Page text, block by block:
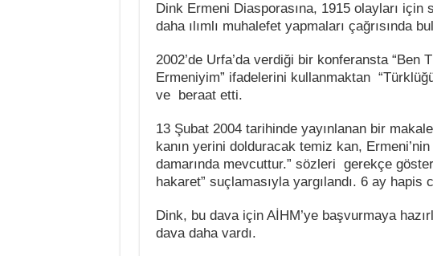
Dink Ermeni Diasporasına, 1915 olayları için
daha ılımlı muhalefet yapmaları çağrısında
2002’de Urfa’da verdiği bir konferansta “Ben
Ermeniyim” ifadelerini kullanmaktan
ve beraat etti.
13 Şubat 2004 tarihinde yayınlanan bir
kanın yerini dolduracak temiz kan,
damarında mevcuttur.” sözleri gerekçe
hakaret” suçlamasıyla yargılandı. 6 ay hapis
Dink, bu dava için AİHM’ye başvurmaya
dava daha vardı.